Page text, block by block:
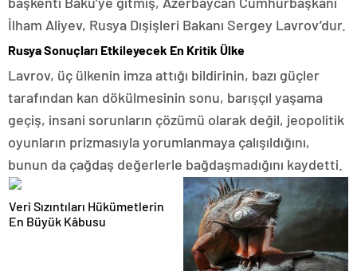
İlham Aliyev, Rusya Dışişleri Bakanı Sergey Lavrov’dur.
Rusya Sonuçları Etkileyecek En Kritik Ülke
Lavrov, üç ülkenin imza attığı bildirinin, bazı güçler
tarafından kan dökülmesinin sonu, barışçıl yaşama
geçiş, insani sorunların çözümü olarak değil, jeopolitik
oyunların prizmasıyla yorumlanmaya çalışıldığını,
bunun da çağdaş değerlerle bağdaşmadığını kaydetti.
Veri Sızıntıları Hükümetlerin
En Büyük Kâbusu